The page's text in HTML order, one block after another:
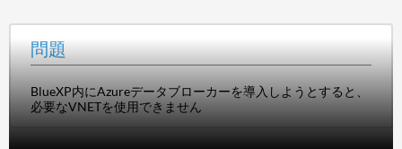
問題
BlueXP内にAzureデータブローカーを導入しようとすると、
必要なVNETを使用できません